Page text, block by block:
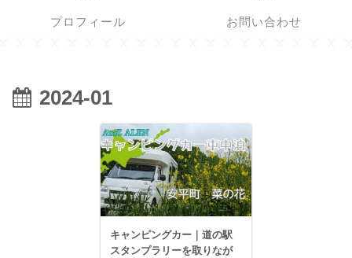
プロフィール お問い合わせ
2024-01
キャンピングカー｜道の駅
スタンプラリーを取りなが